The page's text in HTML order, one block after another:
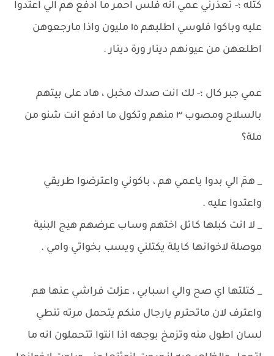
كتله ؛- تعذرني عمي انه فلس احمر ما ادفع هم الي اعتدوا
عليه وباكوا فلوسي اطلبهم ١٥ مليون واذا مارجعوهن
اطلعهن من عيونهم دينار ورة دينار .
عمي جبر كال ؛- لك انت صدك مخبل ، هاد على بيتهم
بالسلاح ومصوب ٣ منهم وتكول ما ادفع انت شنو من
ملة؟
_ همَ الي بدوا ياعمي هم ، باكوني واعترضوا طريقي
واعتدوا عليه .
_ لا انت كبلها كاتل اختهم وساب عرضهم هيج البنية
موصلة لاخوانها كايلة يكتلني ويسب بخواتي وامي .
_ كتلتها اي صح والي اسبابي ، عزلت فراشي عنها هم
واعترف لان ماتحترم يارجال منكم يتحمل مرته تنطي
لسان اطول منه وتزمخ بوجهه اذا انتوا تتحملون انه ما